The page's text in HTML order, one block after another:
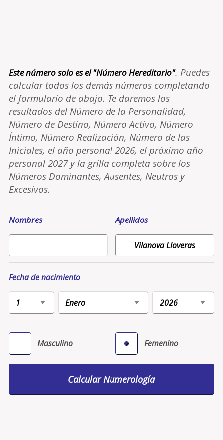
Este número solo es el "Número Hereditario". Puedes
calcular todos los demás números completando
el formulario de abajo. Te daremos los
resultados del Número de la Personalidad,
Número de Destino, Número Activo, Número
Íntimo, Número Realización, Número de las
Iniciales, el año personal 2026, el próximo año
personal 2027 y la grilla completa sobre los
Números Dominantes, Ausentes, Neutros y
Excesivos.
Nombres Apellidos
Fecha de nacimiento
Masculino Femenino